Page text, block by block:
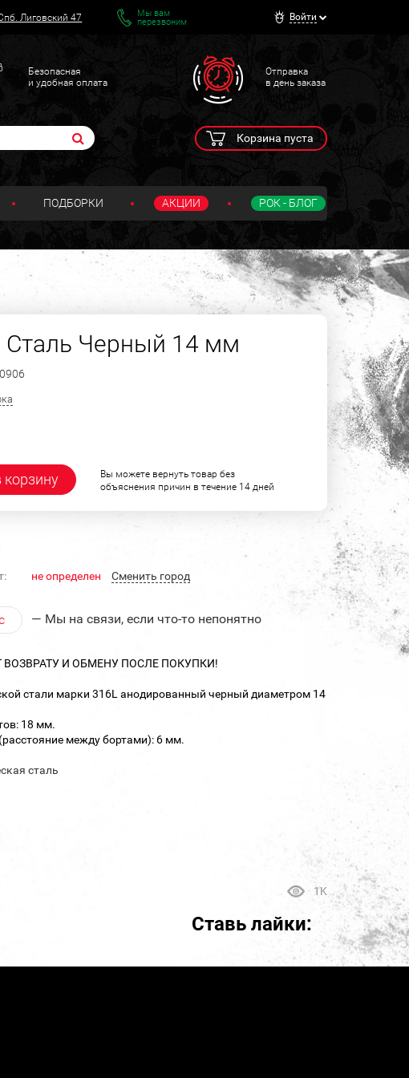
Лиговский 47
Мы вам
перезвоним
Войти
Безопасная
и удобная оплата
Отправка
в день заказа
Корзина пуста
ПОДБОРКИ АКЦИИ РОК - БЛОГ
Сталь Черный 14 мм
Вы можете вернуть товар без
объяснения причин в течение 14 дней
не определен Cменить город
— Мы на связи, если что-то непонятно
И ОБМЕНУ ПОСЛЕ ПОКУПКИ!
стали марки 316L анодированный черный диаметром 14
18 мм.
между бортами): 6 мм.
сталь
1K
Ставь лайки: